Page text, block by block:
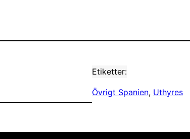
Etiketter:
Övrigt Spanien, Uthyres